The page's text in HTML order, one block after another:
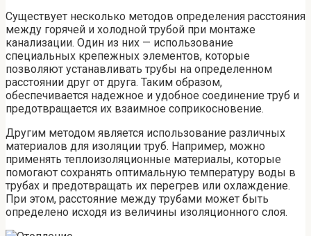
Существует несколько методов определения расстояния
между горячей и холодной трубой при монтаже
канализации. Один из них — использование
специальных крепежных элементов, которые
позволяют устанавливать трубы на определенном
расстоянии друг от друга. Таким образом,
обеспечивается надежное и удобное соединение труб и
предотвращается их взаимное соприкосновение.
Другим методом является использование различных
материалов для изоляции труб. Например, можно
применять теплоизоляционные материалы, которые
помогают сохранять оптимальную температуру воды в
трубах и предотвращать их перегрев или охлаждение.
При этом, расстояние между трубами может быть
определено исходя из величины изоляционного слоя.